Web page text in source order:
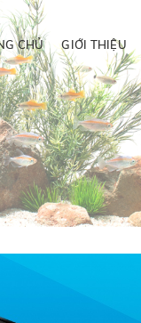
CHỦ GIỚI THIỆU